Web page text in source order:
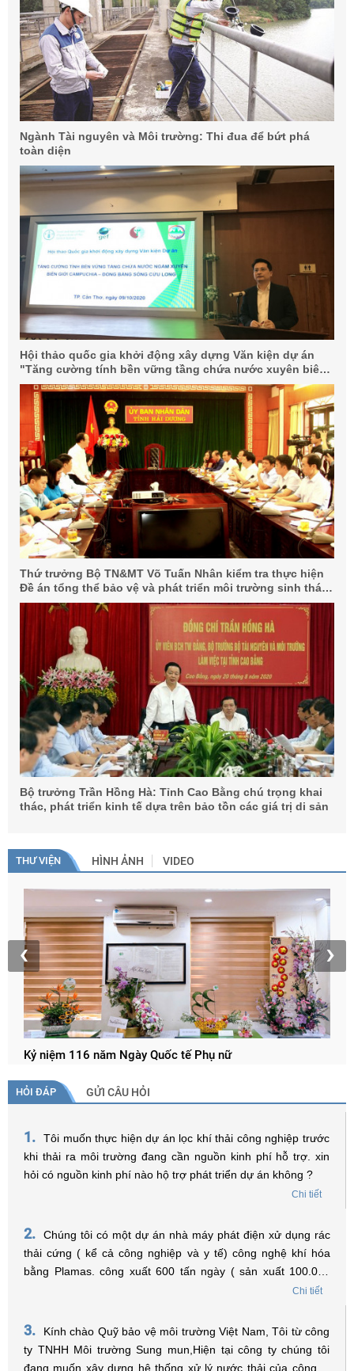
Ngành Tài nguyên và Môi trường: Thi đua để bứt phá
toàn diện
Hội thảo quốc gia khởi động xây dựng Văn kiện dự án
"Tăng cường tính bền vững tầng chứa nước xuyên biên
giới Campuchia-Đồng bằng sông Cửu Long"
Thứ trưởng Bộ TN&MT Võ Tuấn Nhân kiểm tra thực hiện
Đề án tổng thể bảo vệ và phát triển môi trường sinh thái
lưu vực sông Cầu tại Hải Dương
Bộ trưởng Trần Hồng Hà: Tỉnh Cao Bằng chú trọng khai
thác, phát triển kinh tế dựa trên bảo tồn các giá trị di sản
THƯ VIỆN HÌNH ẢNH VIDEO
Kỷ niệm 116 năm Ngày Quốc tế Phụ nữ
‹ ›
HỎI ĐÁP GỬI CÂU HỎI
1.
Tôi muốn thực hiện dự án lọc khí thải công nghiệp trước
khi thải ra môi trường đang cần nguồn kinh phí hỗ trợ. xin
hỏi có nguồn kinh phí nào hộ trợ phát triển dự án không ?
Chi tiết
2.
Chúng tôi có một dự án nhà máy phát điện xử dụng rác
thải cứng ( kể cả công nghiệp và y tế) công nghệ khí hóa
bằng Plamas. công xuất 600 tấn ngày ( sản xuất 100.000
MGW điện năm ) Tồng vốn đầu tư 60 triệu USD. Xin được
!
Chi tiết
3.
Kính chào Quỹ bảo vệ môi trường Việt Nam, Tôi từ công
ty TNHH Môi trường Sung mun,Hiện tại công ty chúng tôi
đang muốn xây dựng hệ thống xử lý nước thải của công ty